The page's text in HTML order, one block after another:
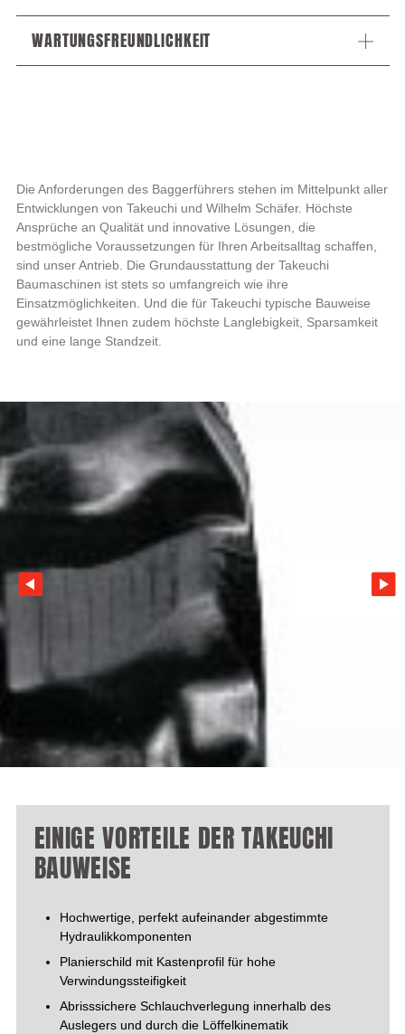
WARTUNGSFREUNDLICHKEIT
Die Anforderungen des Baggerführers stehen im Mittelpunkt aller
Entwicklungen von Takeuchi und Wilhelm Schäfer. Höchste
Ansprüche an Qualität und innovative Lösungen, die
bestmögliche Voraussetzungen für Ihren Arbeitsalltag schaffen,
sind unser Antrieb. Die Grundausstattung der Takeuchi
Baumaschinen ist stets so umfangreich wie ihre
Einsatzmöglichkeiten. Und die für Takeuchi typische Bauweise
gewährleistet Ihnen zudem höchste Langlebigkeit, Sparsamkeit
und eine lange Standzeit.
EINIGE VORTEILE DER TAKEUCHI
BAUWEISE
Hochwertige, perfekt aufeinander abgestimmte
Hydraulikkomponenten
Planierschild mit Kastenprofil für hohe
Verwindungssteifigkeit
Abrisssichere Schlauchverlegung innerhalb des
Auslegers und durch die Löffelkinematik